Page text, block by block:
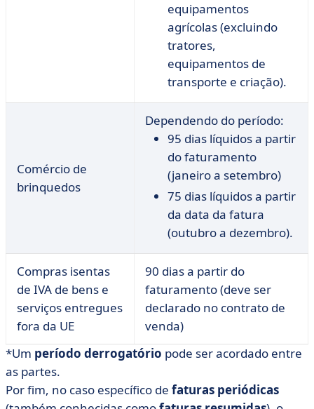
equipamentos
agrícolas (excluindo
tratores,
equipamentos de
transporte e criação).
Comércio de
brinquedos
Dependendo do período:
95 dias líquidos a partir
do faturamento
(janeiro a setembro)
75 dias líquidos a partir
da data da fatura
(outubro a dezembro).
Compras isentas
de IVA de bens e
serviços entregues
fora da UE
90 dias a partir do
faturamento (deve ser
declarado no contrato de
venda)
*Um período derrogatório pode ser acordado entre
as partes.
Por fim, no caso específico de faturas periódicas